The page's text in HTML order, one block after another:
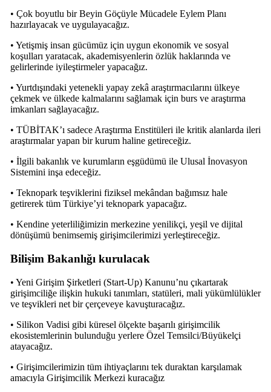
• Çok boyutlu bir Beyin Göçüyle Mücadele Eylem Planı
hazırlayacak ve uygulayacağız.
• Yetişmiş insan gücümüz için uygun ekonomik ve sosyal
koşulları yaratacak, akademisyenlerin özlük haklarında ve
gelirlerinde iyileştirmeler yapacağız.
• Yurtdışındaki yetenekli yapay zekâ araştırmacılarını ülkeye
çekmek ve ülkede kalmalarını sağlamak için burs ve araştırma
imkanları sağlayacağız.
• TÜBİTAK’ı sadece Araştırma Enstitüleri ile kritik alanlarda ileri
araştırmalar yapan bir kurum haline getireceğiz.
• İlgili bakanlık ve kurumların eşgüdümü ile Ulusal İnovasyon
Sistemini inşa edeceğiz.
• Teknopark teşviklerini fiziksel mekândan bağımsız hale
getirerek tüm Türkiye’yi teknopark yapacağız.
• Kendine yeterliliğimizin merkezine yenilikçi, yeşil ve dijital
dönüşümü benimsemiş girişimcilerimizi yerleştireceğiz.
Bilişim Bakanlığı kurulacak
• Yeni Girişim Şirketleri (Start-Up) Kanunu’nu çıkartarak
girişimciliğe ilişkin hukuki tanımları, statüleri, mali yükümlülükler
ve teşvikleri net bir çerçeveye kavuşturacağız.
• Silikon Vadisi gibi küresel ölçekte başarılı girişimcilik
ekosistemlerinin bulunduğu yerlere Özel Temsilci/Büyükelçi
atayacağız.
• Girişimcilerimizin tüm ihtiyaçlarını tek duraktan karşılamak
amacıyla Girişimcilik Merkezi kuracağız